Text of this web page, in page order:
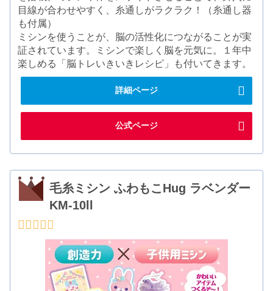
目線が合わせやすく、糸通しがラクラク！（糸通し器
も付属）
ミシンを使うことが、脳の活性化につながることが実
証されています。ミシンで楽しく脳を元気に。１年中
楽しめる「脳トレいきいきレシピ」も付いてきます。
詳細ページ
公式ページ
毛糸ミシン ふわもこHug ラベンダー
KM-10ll